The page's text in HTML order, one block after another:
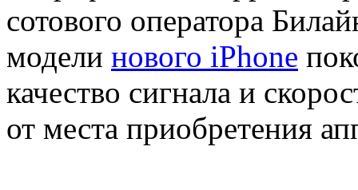
сотового оператора
модели нового iPhone
качество сигнала и
от места приобретения